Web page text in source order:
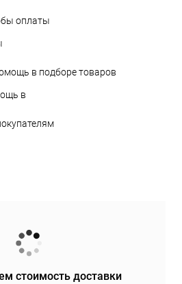
в
стоимость доставки